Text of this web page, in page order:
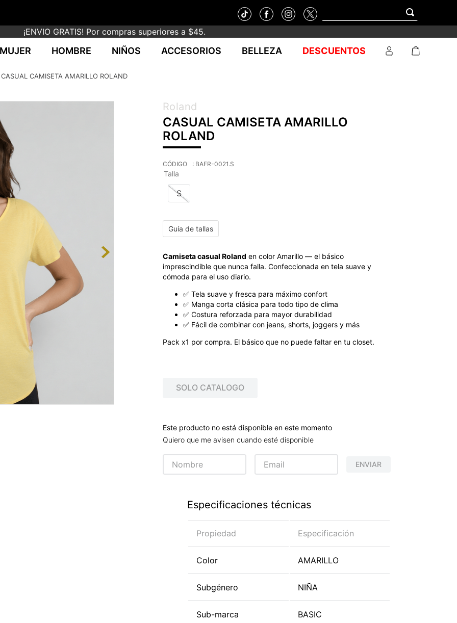
¡ENVIO GRATIS! Por compras superiores a $45.
MUJER HOMBRE NIÑOS ACCESORIOS BELLEZA DESCUENTOS
CASUAL CAMISETA AMARILLO ROLAND
Roland
CASUAL CAMISETA AMARILLO
ROLAND
: BAFR-0021.S
Talla
S
Guía de tallas
Camiseta casual Roland en color Amarillo — el básico
imprescindible que nunca falla. Confeccionada en tela suave y
cómoda para el uso diario.
✅ Tela suave y fresca para máximo confort
✅ Manga corta clásica para todo tipo de clima
✅ Costura reforzada para mayor durabilidad
✅ Fácil de combinar con jeans, shorts, joggers y más
Pack x1 por compra. El básico que no puede faltar en tu closet.
SOLO CATALOGO
Este producto no está disponible en este momento
Quiero que me avisen cuando esté disponible
ENVIAR
Especificaciones técnicas
Propiedad Especificación
Color AMARILLO
Subgénero NIÑA
Sub-marca BASIC